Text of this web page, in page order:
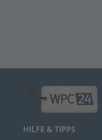
HILFE & TIPPS